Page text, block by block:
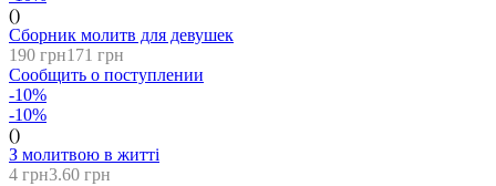
()
Сборник молитв для девушек
190 грн171 грн
Сообщить о поступлении
-10%
-10%
()
З молитвою в житті
4 грн3.60 грн